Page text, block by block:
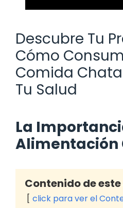
Descubre Tu
Cómo
Comida
Tu Salud
La
Alimentación
Contenido de
click para ver el